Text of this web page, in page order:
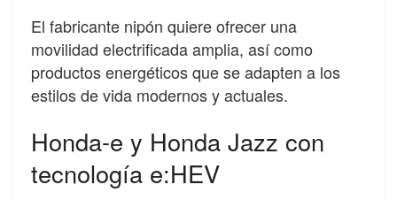
El fabricante nipón quiere ofrecer una
movilidad electrificada amplia, así como
productos energéticos que se adapten a los
estilos de vida modernos y actuales.
Honda-e y Honda Jazz con
tecnología e:HEV